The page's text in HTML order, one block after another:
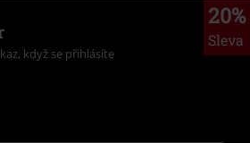
20%
Sleva
když se přihlásíte